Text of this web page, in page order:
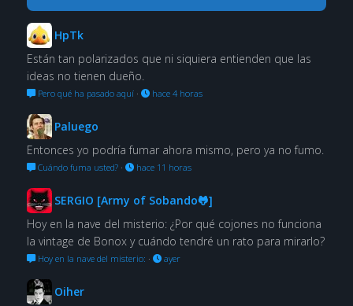
HpTk
Están tan polarizados que ni siquiera entienden que las
ideas no tienen dueño.
Pero qué ha pasado aquí· hace 4 horas
Paluego
Entonces yo podría fumar ahora mismo, pero ya no fumo.
Cuándo fuma usted?· hace 11 horas
SERGIO [Army of Sobando🐸]
Hoy en la nave del misterio: ¿Por qué cojones no funciona
la vintage de Bonox y cuándo tendré un rato para mirarlo?
Hoy en la nave del misterio: · ayer
Oiher